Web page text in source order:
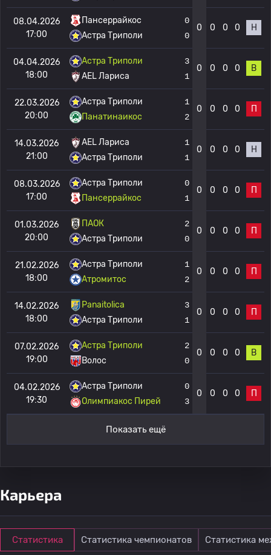
08.04.2026
17:00
Пансеррайкос
Астра Триполи
0
0
0 0 0 0 Н
04.04.2026
18:00
Астра Триполи
AEL Лариса
3
1
0 0 0 0 В
22.03.2026
20:00
Астра Триполи
Панатинаикос
1
2
0 0 0 0 П
14.03.2026
21:00
AEL Лариса
Астра Триполи
1
1
0 0 0 0 Н
08.03.2026
17:00
Астра Триполи
Пансеррайкос
0
1
0 0 0 0 П
01.03.2026
20:00
ПАОК
Астра Триполи
2
0
0 0 0 0 П
21.02.2026
18:00
Астра Триполи
Атромитос
1
2
0 0 0 0 П
14.02.2026
18:00
Panaitolica
Астра Триполи
3
1
0 0 0 0 П
07.02.2026
19:00
Астра Триполи
Волос
2
0
0 0 0 0 В
04.02.2026
19:30
Астра Триполи
Олимпиакос Пирей
0
3
0 0 0 0 П
Показать ещё
Карьера
Статистика Статистика чемпионатов Статистика